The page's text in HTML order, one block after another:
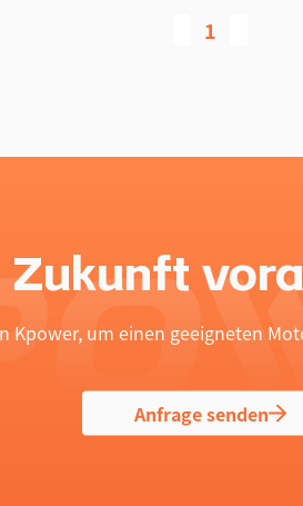
1
Zukunft
Kpower, um einen geeigneten
Anfrage senden